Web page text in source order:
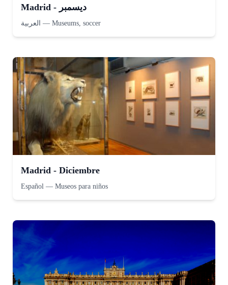
Madrid - ديسمبر
العربية — Museums, soccer
Madrid - Diciembre
Español — Museos para niños